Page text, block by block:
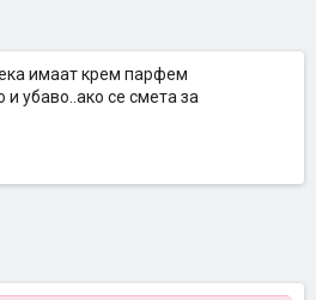
имаат крем парфем
и убаво..ако се смета за